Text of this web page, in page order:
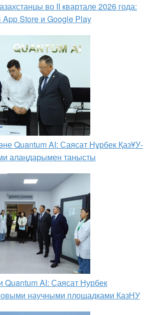
во II квартале 2026 года:
Store и Google Play
Quantum AI: Саясат Нұрбек ҚазҰУ-
алаңдарымен танысты
Quantum AI: Саясат Нурбек
научными площадками КазНУ